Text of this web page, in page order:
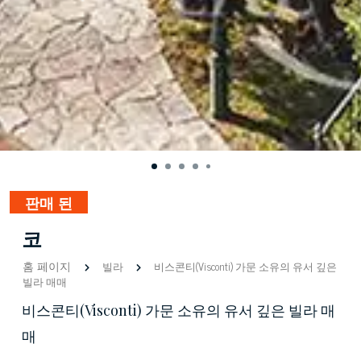
판매 된
코
홈 페이지 빌라
비스콘티(Visconti) 가문 소유의 유서 깊은
빌라 매매
비스콘티(Visconti) 가문 소유의 유서 깊은 빌라 매
매